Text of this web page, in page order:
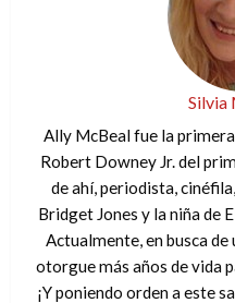
Silvia
Ally McBeal fue la
Robert Downey Jr. del
de ahí, periodista,
Bridget Jones y la niña de
Actualmente, en busca
otorgue más años de vida
¡Y poniendo orden a este